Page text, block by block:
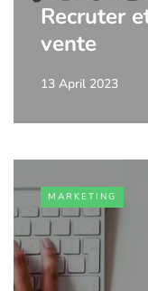
Recruter
vente
13 April 2023
MARKETING